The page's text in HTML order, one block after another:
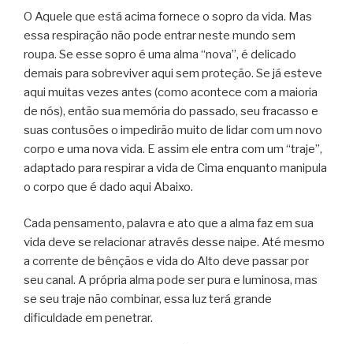
O Aquele que está acima fornece o sopro da vida. Mas
essa respiração não pode entrar neste mundo sem
roupa. Se esse sopro é uma alma “nova”, é delicado
demais para sobreviver aqui sem proteção. Se já esteve
aqui muitas vezes antes (como acontece com a maioria
de nós), então sua memória do passado, seu fracasso e
suas contusões o impedirão muito de lidar com um novo
corpo e uma nova vida. E assim ele entra com um “traje”,
adaptado para respirar a vida de Cima enquanto manipula
o corpo que é dado aqui Abaixo.
Cada pensamento, palavra e ato que a alma faz em sua
vida deve se relacionar através desse naipe. Até mesmo
a corrente de bênçãos e vida do Alto deve passar por
seu canal. A própria alma pode ser pura e luminosa, mas
se seu traje não combinar, essa luz terá grande
dificuldade em penetrar.